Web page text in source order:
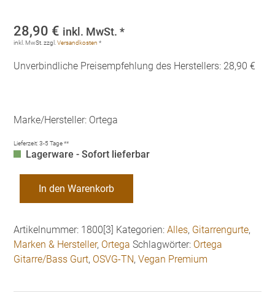
28,90 € inkl. MwSt. *
inkl. MwSt. zzgl.Versandkosten *
Unverbindliche Preisempfehlung des Herstellers: 28,90 €
Marke/Hersteller: Ortega
Lieferzeit:3-5 Tage **
Lagerware - Sofort lieferbar
OSVG-
Gitarre/Bass
Gurt
Farbe
In den Warenkorb
Artikelnummer: 1800[3] Kategorien:Alles, Gitarrengurte,
Marken & Hersteller, Ortega Schlagwörter: Ortega
Gitarre/Bass Gurt, OSVG-TN,Vegan Premium